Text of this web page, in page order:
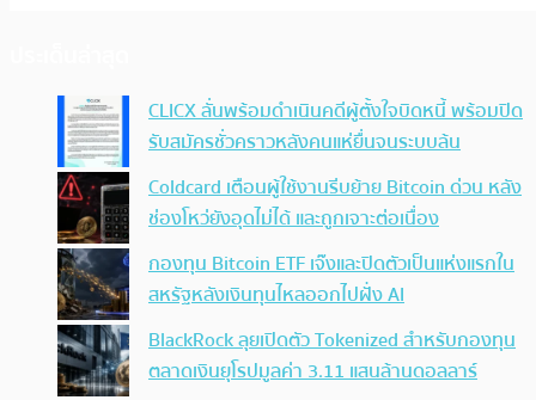
CLICX ลั่นพร้อมดำเนินคดีผู้ตั้งใจบิดหนี้ พร้อมปิด
รับสมัครชั่วคราวหลังคนแห่ยื่นจนระบบล้น
Coldcard เตือนผู้ใช้งานรีบย้าย Bitcoin ด่วน หลัง
ช่องโหว่ยังอุดไม่ได้ และถูกเจาะต่อเนื่อง
กองทุน Bitcoin ETF เจ๊งและปิดตัวเป็นแห่งแรกใน
สหรัฐหลังเงินทุนไหลออกไปฝั่ง AI
BlackRock ลุยเปิดตัว Tokenized สำหรับกองทุน
ตลาดเงินยุโรปมูลค่า 3.11 แสนล้านดอลลาร์